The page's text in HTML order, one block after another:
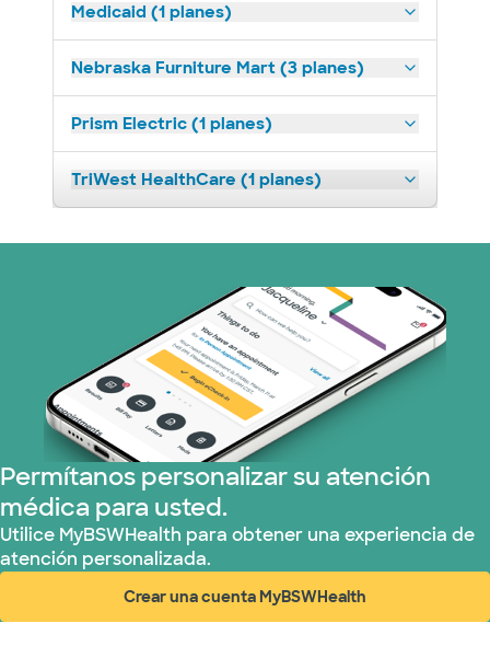
Medicaid (1 planes)
Nebraska Furniture Mart (3 planes)
Prism Electric (1 planes)
TriWest HealthCare (1 planes)
Permítanos personalizar su atención
médica para usted.
Utilice MyBSWHealth para obtener una experiencia de
atención personalizada.
Crear una cuenta MyBSWHealth
(abre en ventana nueva)